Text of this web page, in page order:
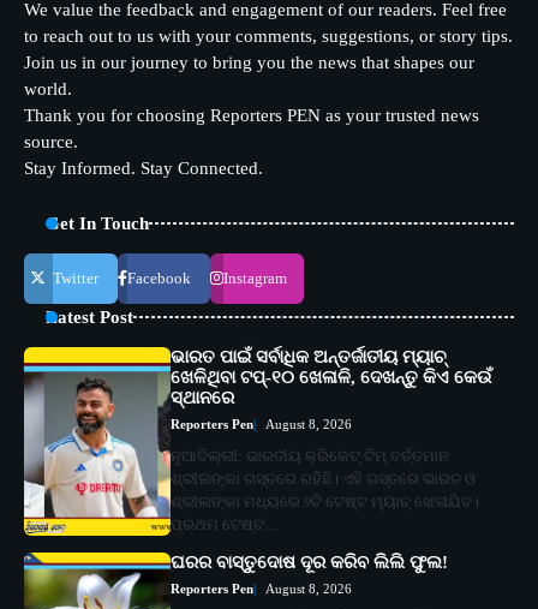
We value the feedback and engagement of our readers. Feel free
to reach out to us with your comments, suggestions, or story tips.
Join us in our journey to bring you the news that shapes our
world.
Thank you for choosing Reporters PEN as your trusted news
source.
Stay Informed. Stay Connected.
Get In Touch
Twitter Facebook Instagram
Latest Post
ଭାରତ ପାଇଁ ସର୍ବାଧିକ ଅନ୍ତର୍ଜାତୀୟ ମ୍ୟାଚ୍
ଖେଳିଥିବା ଟପ୍-୧୦ ଖେଳାଳି, ଦେଖନ୍ତୁ କିଏ କେଉଁ
ସ୍ଥାନରେ
Reporters Pen August 8, 2026
ନୂଆଦିଲ୍ଲୀ: ଭାରତୀୟ କ୍ରିକେଟ୍ ଟିମ୍ ବର୍ତ୍ତମାନ
ଶ୍ରୀଲଙ୍କା ଗସ୍ତରେ ରହିଛି। ଏହି ଗସ୍ତରେ ଭାରତ ଓ
ଶ୍ରୀଲଙ୍କା ମଧ୍ୟରେ ୨ଟି ଟେଷ୍ଟ ମ୍ୟାଚ୍ ଖେଳାଯିବ।
ପ୍ରଥମ ଟେଷ୍ଟ…
ଘରର ବାସ୍ତୁଦୋଷ ଦୂର କରିବ ଲିଲି ଫୁଲ!
Reporters Pen August 8, 2026